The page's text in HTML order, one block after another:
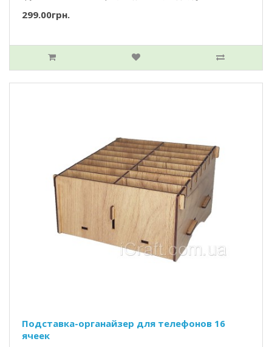
299.00грн.
Подставка-органайзер для телефонов 16
ячеек